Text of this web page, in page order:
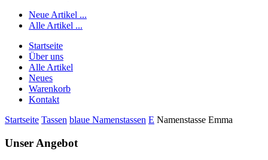
Neue Artikel ...
Alle Artikel ...
Startseite
Über uns
Alle Artikel
Neues
Warenkorb
Kontakt
Startseite Tassen blaue Namenstassen E Namenstasse Emma
Unser Angebot